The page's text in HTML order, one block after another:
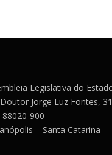
Legislativa do
Jorge Luz Fontes,
88020-900
– Santa Catarina